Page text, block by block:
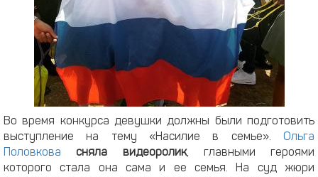
Во время конкурса девушки должны были подготовить
выступление на тему «Насилие в семье». Ольга
Половкова сняла видеоролик, главными героями
которого стала она сама и ее семья. На суд жюри